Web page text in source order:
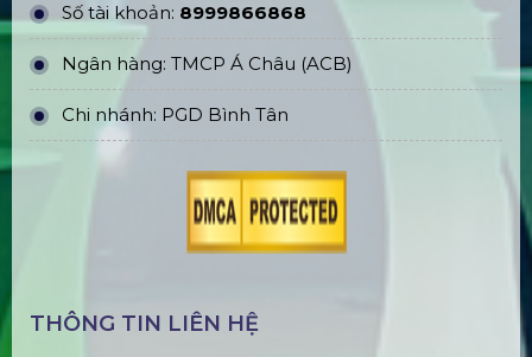
Số tài khoản: 8999866868
Ngân hàng: TMCP Á Châu (ACB)
Chi nhánh: PGD Bình Tân
THÔNG TIN LIÊN HỆ